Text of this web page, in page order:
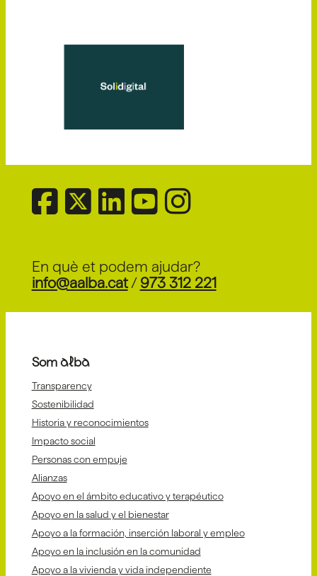
En què et podem ajudar?
info@aalba.cat/ 973 312 221
Som alba
Transparency
Sostenibilidad
Historia y reconocimientos
Impacto social
Personas con empuje
Alianzas
Apoyo en el ámbito educativo y terapéutico
Apoyo en la salud y el bienestar
Apoyo a la formación, inserción laboral y empleo
Apoyo en la inclusión en la comunidad
Apoyo a la vivienda y vida independiente